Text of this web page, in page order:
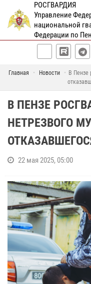
РОСГВАРДИЯ
Управление
национальной
Федерации по
Главная Новости
В Пензе
В ПЕНЗЕ
НЕТРЕЗВОГО
22 мая 2025, 05:00